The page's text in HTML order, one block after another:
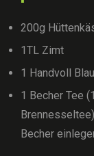
200g
1TL Zimt
1 Handvoll
1 Becher Tee
Becher